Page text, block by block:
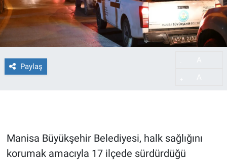
Paylaş
Manisa Büyükşehir Belediyesi, halk sağlığını
korumak amacıyla 17 ilçede sürdürdüğü